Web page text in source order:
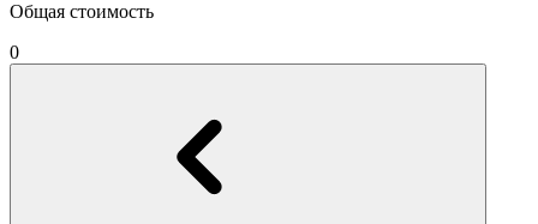
Общая стоимость
0